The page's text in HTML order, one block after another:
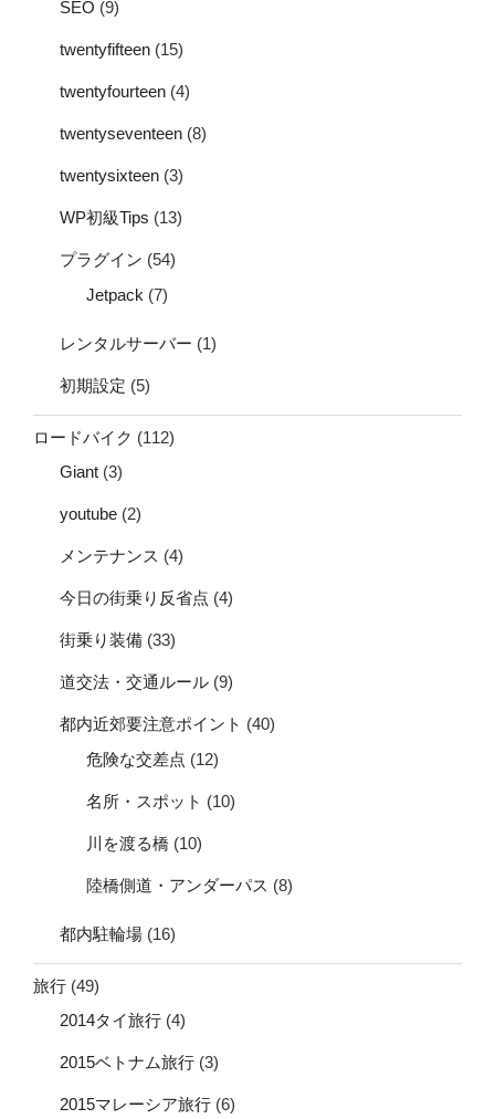
SEO (9)
twentyfifteen (15)
twentyfourteen (4)
twentyseventeen (8)
twentysixteen (3)
WP初級Tips (13)
プラグイン (54)
Jetpack (7)
レンタルサーバー (1)
初期設定 (5)
ロードバイク (112)
Giant (3)
youtube (2)
メンテナンス (4)
今日の街乗り反省点 (4)
街乗り装備 (33)
道交法・交通ルール (9)
都内近郊要注意ポイント (40)
危険な交差点 (12)
名所・スポット (10)
川を渡る橋 (10)
陸橋側道・アンダーパス (8)
都内駐輪場 (16)
旅行 (49)
2014タイ旅行 (4)
2015ベトナム旅行 (3)
2015マレーシア旅行 (6)